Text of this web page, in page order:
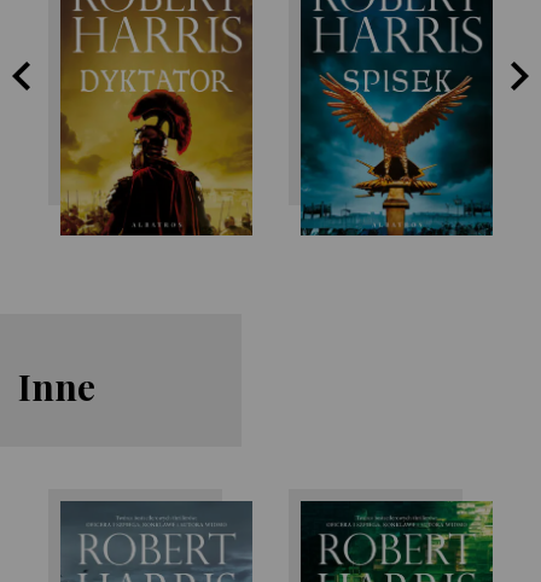
Robert Harris Robert Harris
Inne